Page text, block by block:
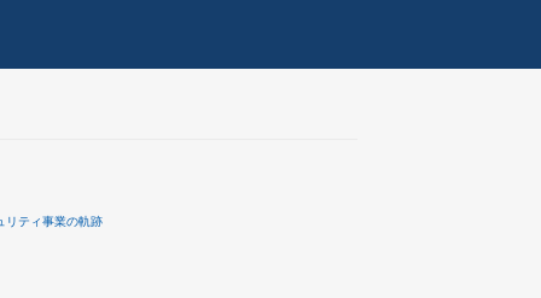
リティ事業の軌跡